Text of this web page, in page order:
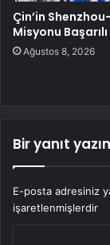
Çin’in
Misyonu Başarılı
Ağustos 8, 2026
Bir yanıt yazın
E-posta adresiniz
işaretlenmişlerdir